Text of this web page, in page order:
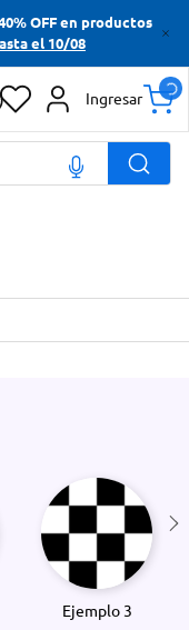
40% OFF en productos
el 10/08
Ingresar
Ejemplo 3